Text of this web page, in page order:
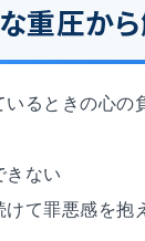
重圧か
るときの心の
きない
けて罪悪感を抱